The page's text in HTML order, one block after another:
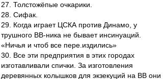
27. Толстожёпые очкарики.
28. Сифак.
29. Когда играет ЦСКА против Динамо, у
трушного ВВ-ника не бывает инсинуаций.
«Ничья и чтоб все пере.издились»
30. Все эти предприятия в этих городах
изготавливали спички. За изготовления
деревянных колышков для экзекуций на ВВ они